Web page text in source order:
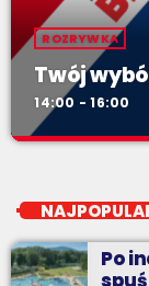
ROZRYWKA
Twój
14:00 - 16:00
Zadzwoń do nas,
propozycji iPo